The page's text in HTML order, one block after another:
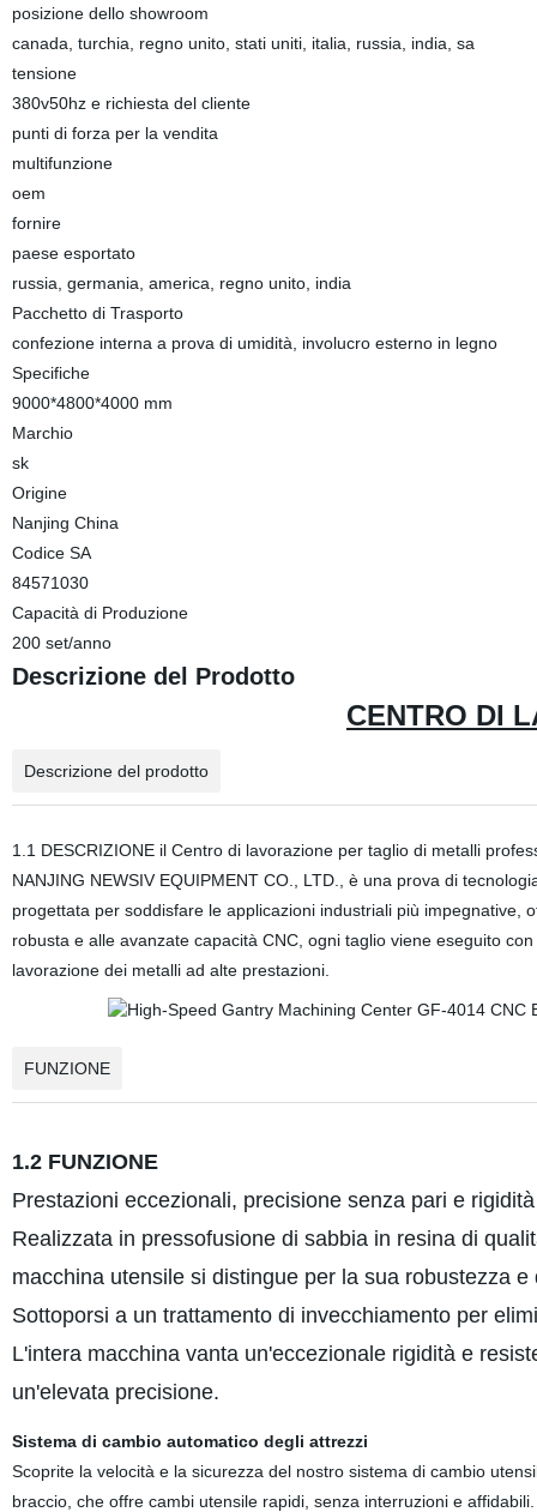
posizione dello showroom
canada, turchia, regno unito, stati uniti, italia, russia, india, sa
tensione
380v50hz e richiesta del cliente
punti di forza per la vendita
multifunzione
oem
fornire
paese esportato
russia, germania, america, regno unito, india
Pacchetto di Trasporto
confezione interna a prova di umidità, involucro esterno in legno
Specifiche
9000*4800*4000 mm
Marchio
sk
Origine
Nanjing China
Codice SA
84571030
Capacità di Produzione
200 set/anno
Descrizione del Prodotto
CENTRO DI
Descrizione del prodotto
1.1 DESCRIZIONE il Centro di lavorazione per taglio di metalli
NANJING NEWSIV EQUIPMENT CO., LTD., è una prova di
progettata per soddisfare le applicazioni industriali più
robusta e alle avanzate capacità CNC, ogni taglio viene eseguito
lavorazione dei metalli ad alte prestazioni.
FUNZIONE
1.2 FUNZIONE
Prestazioni eccezionali, precisione senza pari e
Realizzata in pressofusione di sabbia in resina di
macchina utensile si distingue per la sua robustezza e
Sottoporsi a un trattamento di invecchiamento per
L'intera macchina vanta un'eccezionale rigidità e
un'elevata precisione.
Sistema di cambio automatico degli attrezzi
Scoprite la velocità e la sicurezza del nostro sistema di cambio
braccio, che offre cambi utensile rapidi, senza interruzioni e affidabili.